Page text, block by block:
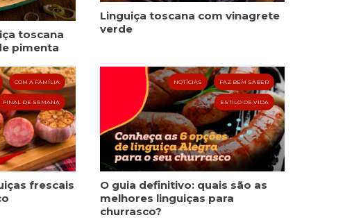
toscana
pimenta
Linguiça toscana com vinagrete
verde
COM A FAMÍLIA
FINAL DE SEMANA
frescais
NOTÍCIAS FAZ BEM SABER
ESTILO DE VIDA
O guia definitivo: quais são as
melhores linguiças para
churrasco?